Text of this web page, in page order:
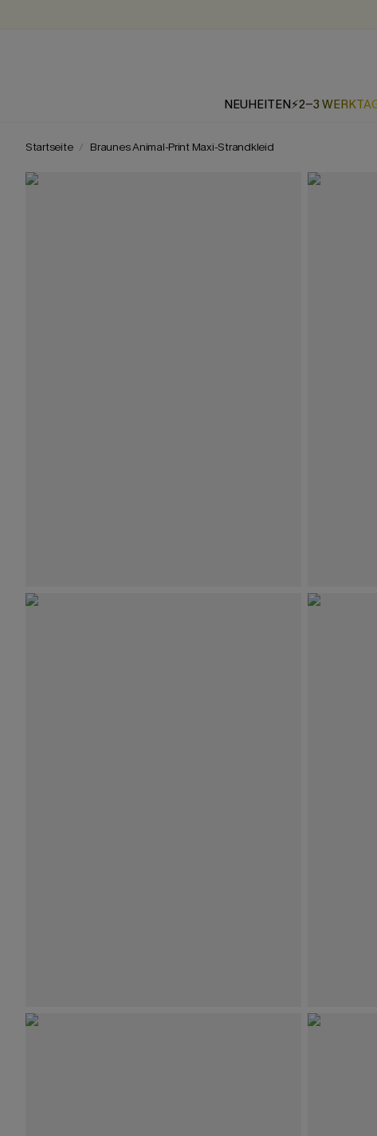
NEUHEITEN⚡2-3
Startseite Braunes Animal-Print Maxi-Strandkleid